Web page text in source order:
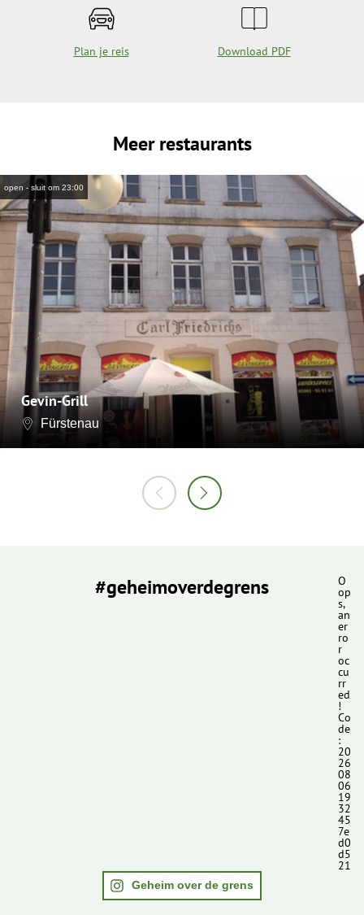
Plan je reis Download PDF
Meer restaurants
open - sluit om 23:00
Gevin-Grill
Fürstenau
#geheimoverdegrens O
op
s,
an
er
ro
r
oc
cu
rr
ed
!
Co
de
:
20
26
08
06
19
32
45
7e
d0
d5
21
Geheim over de grens